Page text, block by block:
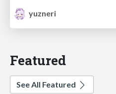
yuzneri
Featured
See All Featured